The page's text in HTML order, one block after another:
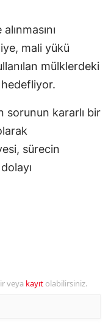
mali yükü
mülklerdeki
sorunun kararlı bir
sürecin
veya kayıt olabilirsiniz.